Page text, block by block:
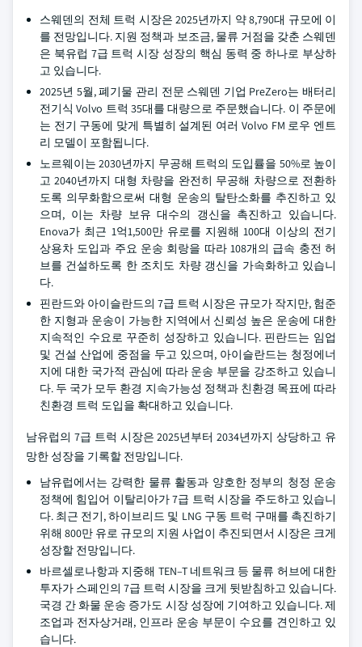
스웨덴의 전체 트럭 시장은 2025년까지 약 8,790대 규모에 이
를 전망입니다. 지원 정책과 보조금, 물류 거점을 갖춘 스웨덴
은 북유럽 7급 트럭 시장 성장의 핵심 동력 중 하나로 부상하
고 있습니다.
2025년 5월, 폐기물 관리 전문 스웨덴 기업 PreZero는 배터리
전기식 Volvo 트럭 35대를 대량으로 주문했습니다. 이 주문에
는 전기 구동에 맞게 특별히 설계된 여러 Volvo FM 로우 엔트
리 모델이 포함됩니다.
노르웨이는 2030년까지 무공해 트럭의 도입률을 50%로 높이
고 2040년까지 대형 차량을 완전히 무공해 차량으로 전환하
도록 의무화함으로써 대형 운송의 탈탄소화를 추진하고 있
으며, 이는 차량 보유 대수의 갱신을 촉진하고 있습니다.
Enova가 최근 1억1,500만 유로를 지원해 100대 이상의 전기
상용차 도입과 주요 운송 회랑을 따라 108개의 급속 충전 허
브를 건설하도록 한 조치도 차량 갱신을 가속화하고 있습니
다.
핀란드와 아이슬란드의 7급 트럭 시장은 규모가 작지만, 험준
한 지형과 운송이 가능한 지역에서 신뢰성 높은 운송에 대한
지속적인 수요로 꾸준히 성장하고 있습니다. 핀란드는 임업
및 건설 산업에 중점을 두고 있으며, 아이슬란드는 청정에너
지에 대한 국가적 관심에 따라 운송 부문을 강조하고 있습니
다. 두 국가 모두 환경 지속가능성 정책과 친환경 목표에 따라
친환경 트럭 도입을 확대하고 있습니다.
남유럽의 7급 트럭 시장은 2025년부터 2034년까지 상당하고 유
망한 성장을 기록할 전망입니다.
남유럽에서는 강력한 물류 활동과 양호한 정부의 청정 운송
정책에 힘입어 이탈리아가 7급 트럭 시장을 주도하고 있습니
다. 최근 전기, 하이브리드 및 LNG 구동 트럭 구매를 촉진하기
위해 800만 유로 규모의 지원 사업이 추진되면서 시장은 크게
성장할 전망입니다.
바르셀로나항과 지중해 TEN–T 네트워크 등 물류 허브에 대한
투자가 스페인의 7급 트럭 시장을 크게 뒷받침하고 있습니다.
국경 간 화물 운송 증가도 시장 성장에 기여하고 있습니다. 제
조업과 전자상거래, 인프라 운송 부문이 수요를 견인하고 있
습니다.